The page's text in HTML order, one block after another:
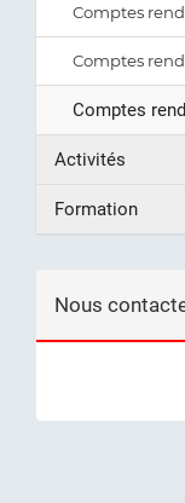
Comptes
Comptes
Comptes
Activités
Formation
Nous